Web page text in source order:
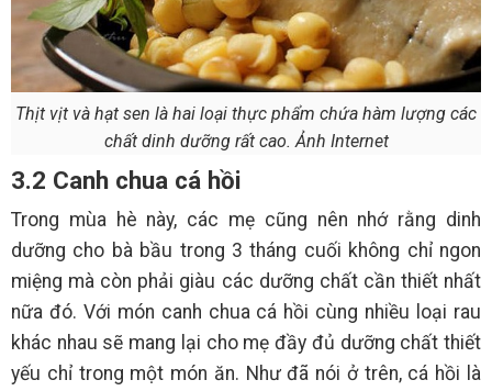
Thịt vịt và hạt sen là hai loại thực phẩm chứa hàm lượng các
chất dinh dưỡng rất cao. Ảnh Internet
3.2 Canh chua cá hồi
Trong mùa hè này, các mẹ cũng nên nhớ rằng dinh
dưỡng cho bà bầu trong 3 tháng cuối không chỉ ngon
miệng mà còn phải giàu các dưỡng chất cần thiết nhất
nữa đó.​ Với món canh chua cá hồi cùng nhiều loại rau
khác nhau sẽ mang lại cho mẹ đầy đủ dưỡng chất thiết
yếu chỉ trong một món ăn. Như đã nói ở trên, cá hồi là